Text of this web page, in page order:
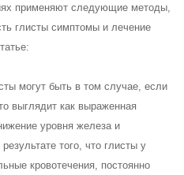
применяют следующие методы,
глисты симптомы и лечение
могут быть в том случае, если
выглядит как выраженная
уровня железа и
того, что глисты у
кровотечения, постоянно